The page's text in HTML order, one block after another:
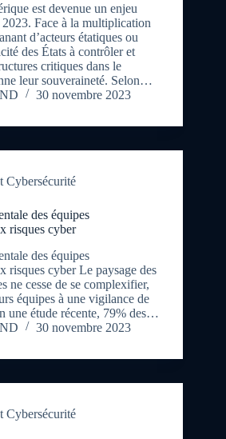
est devenue un enjeu
Face à la multiplication
d’acteurs étatiques ou
des États à contrôler et
critiques dans le
leur souveraineté. Selon…
30 novembre 2023
Cybersécurité
des équipes
risques cyber
des équipes
risques cyber Le paysage des
ne cesse de se complexifier,
équipes à une vigilance de
une étude récente, 79% des…
30 novembre 2023
Cybersécurité